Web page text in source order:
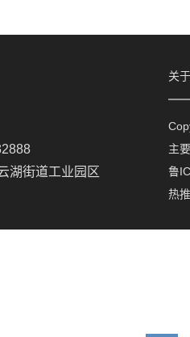
湖街道工业园区
关
主
鲁
热